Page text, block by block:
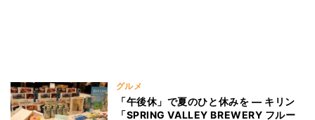
グルメ
「午後休」で夏のひと休みを ― キリン
「SPRING VALLEY BREWERY フルー